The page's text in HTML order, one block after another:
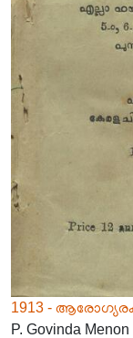
1913 -
P. Govinda Menon